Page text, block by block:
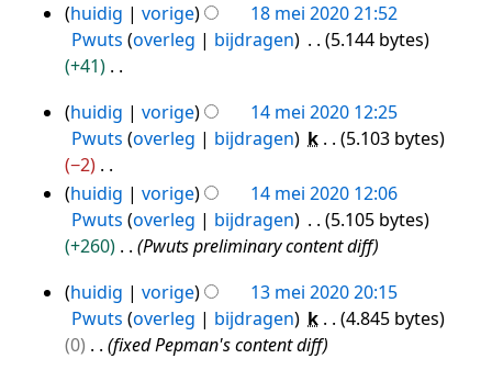
r
i
n
g
s
s
a
m
e
n
a
18
mei
2020
huidig vorige
18 mei 2020 21:52
Pwuts overleg bijdragen
5.144 bytes
+41
e
n
b
w
r
i
14
mei
2020
huidig vorige
14 mei 2020 12:25
Pwuts overleg bijdragen k
5.103 bytes
−2
G
e
b
w
huidig vorige
14 mei 2020 12:06
Pwuts overleg bijdragen
5.105 bytes
+260
Pwuts preliminary content diff
13
mei
2020
huidig vorige
13 mei 2020 20:15
Pwuts overleg bijdragen k
4.845 bytes
0
fixed Pepman's content diff